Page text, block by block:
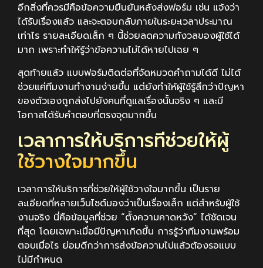
อีกสิ่งที่ควรมีคือข้อความยืนยันหลังส่งฟอร์ม เช่น แจ้งว่า
ได้รับเรื่องแล้ว และจะตอบกลับภายในระยะเวลาประมาณ
เท่าไร รายละเอียดเล็ก ๆ นี้ช่วยลดความกังวลของผู้ใช้ได้
มาก เพราะทำให้รู้ว่าข้อความไม่ได้หายไปเฉย ๆ
สุดท้ายแล้ว แบบฟอร์มติดต่อที่จัดหมวดคำถามได้ดี ไม่ได้
ช่วยแค่ทีมงานทำงานง่ายขึ้น แต่ยังทำให้ผู้ใช้รู้สึกว่าปัญหา
ของตัวเองถูกส่งไปยังคนที่ดูแลเรื่องนั้นจริง ๆ และมี
โอกาสได้รับคำตอบที่ตรงจุดมากขึ้น
เวลาการให้บริการที่ช่วยให้ผู้
ใช้วางใจมากขึ้น
เวลาการให้บริการที่ช่วยให้ผู้ใช้วางใจมากขึ้น เป็นราย
ละเอียดที่หลายเว็บไซต์มองว่าเป็นเรื่องเล็ก แต่สำหรับผู้ใช้
งานจริง นี่คือข้อมูลที่ช่วย “ตั้งความคาดหวัง” ได้ชัดเจน
ที่สุด โดยเฉพาะเมื่อมีปัญหาเกิดขึ้น การรู้ว่าทีมงานพร้อม
ตอบเมื่อไร ย่อมดีกว่าการส่งข้อความไปแล้วต้องรอแบบ
ไม่มีกำหนด